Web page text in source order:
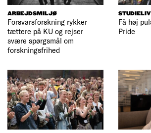
ARBEJDSMILJØ
Forsvarsforskning rykker
tættere på KU og rejser
svære spørgsmål om
forskningsfrihed
STUDIELIV
Få høj
Pride